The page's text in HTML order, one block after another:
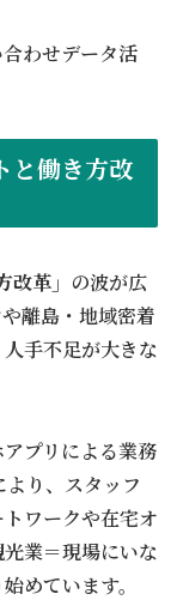
わせデータ活
と働き方改
革」 の波が広
離島・地域密着
手不足が大きな
プリによる業務
り、スタッフ
ワークや在宅オ
業＝現場にいな
めています。